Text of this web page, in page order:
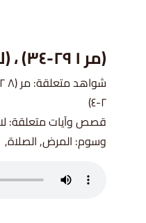
(مر ١ ٢٩-٣٤) ، (لو ٤ ٣٨-٤١)
٢-٤)
قصص وآيات متعلقة: لا
وسوم: المرض, الصلاة,